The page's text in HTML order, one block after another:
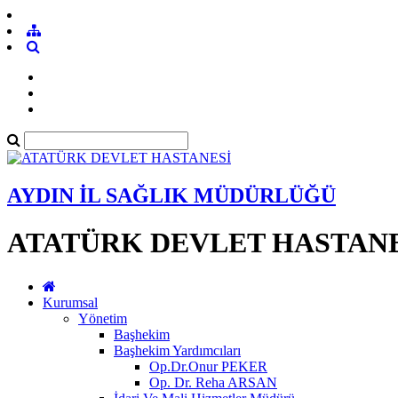
AYDIN İL SAĞLIK MÜDÜRLÜĞÜ
ATATÜRK DEVLET
Kurumsal
Yönetim
Başhekim
Başhekim Yardımcıları
Op.Dr.Onur PEKER
Op. Dr. Reha ARSAN